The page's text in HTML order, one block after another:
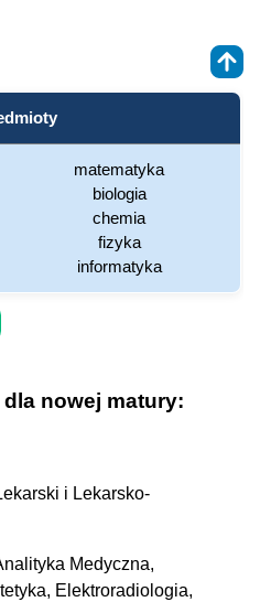
matematyka
biologia
chemia
fizyka
informatyka
nowej matury:
i Lekarsko-
Medyczna,
Elektroradiologia,